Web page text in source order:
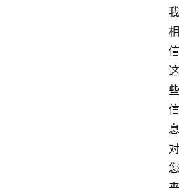
我
相
信
这
些
信
息
对
您